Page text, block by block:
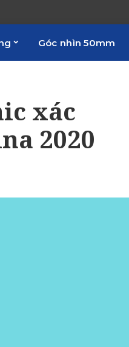
Góc nhìn 50mm
xác
2020